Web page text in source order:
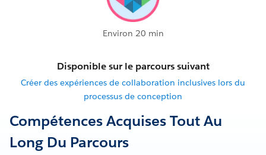
Environ 20 min
Disponible sur le parcours suivant
Créer des expériences de collaboration inclusives lors du
processus de conception
Compétences Acquises Tout Au
Long Du Parcours